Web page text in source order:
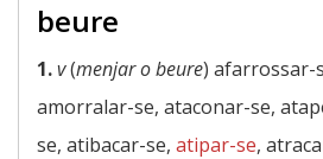
beure
1.v(menjar o beure) afarrossar-
amorralar-se, ataconar-se,
se, atibacar-se, atipar-se,